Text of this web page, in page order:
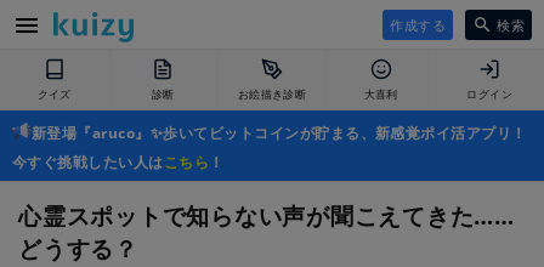
作成する 検索
クイズ 診断 お絵描き診断 大喜利 ログイン
新登場『aruco』✨歩いてビットコインが貯まる、新感覚ポイ活アプリ！
今すぐ挑戦したい人はこちら ！
心霊スポットで知らない声が聞こえてきた……
どうする？